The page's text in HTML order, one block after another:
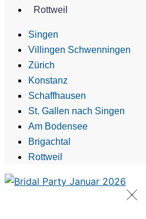
Rottweil
Singen
Villingen Schwenningen
Zürich
Konstanz
Schaffhausen
St. Gallen nach Singen
Am Bodensee
Brigachtal
Rottweil